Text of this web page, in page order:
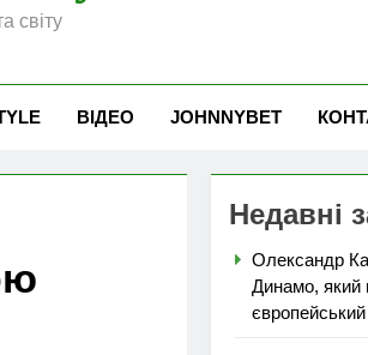
світу
ВІДЕО JOHNNYBET
Недавні
Олександр
Динамо, який